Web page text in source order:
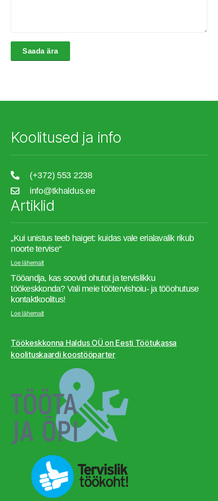
Saada ära
Artiklid
„Kui unistus teeb haiget: kuidas vale erialavalik rikub
noorte tervise“
Loe lähemalt
Tööandja, kas soovid ohutut ja tervislikku
töökeskkonda? Vali meie töötervishoiu- ja tööohutuse
kontaktkoolitus!
Loe lähemalt
Töökeskkonna Haldus OÜ on Eesti Töötukassa
koolituskaardi koostööparter
Koolitused ja info
(+372) 553 2238
info@tkhaldus.ee